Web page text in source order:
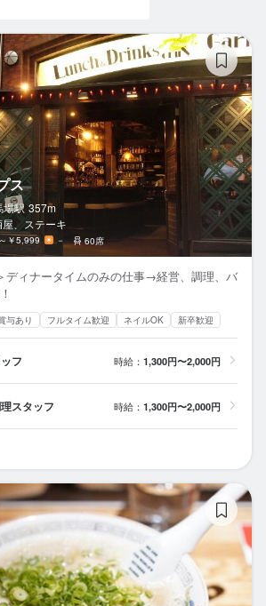
ス
場駅 357m
、ステーキ
～￥5,999 － 60席
ディナータイムのみの仕事→経営、調理、バ
与あり フルタイム歓迎 ネイルOK 新卒歓迎
フ 時給： 1,300円〜2,000円
スタッフ 時給： 1,300円〜2,000円